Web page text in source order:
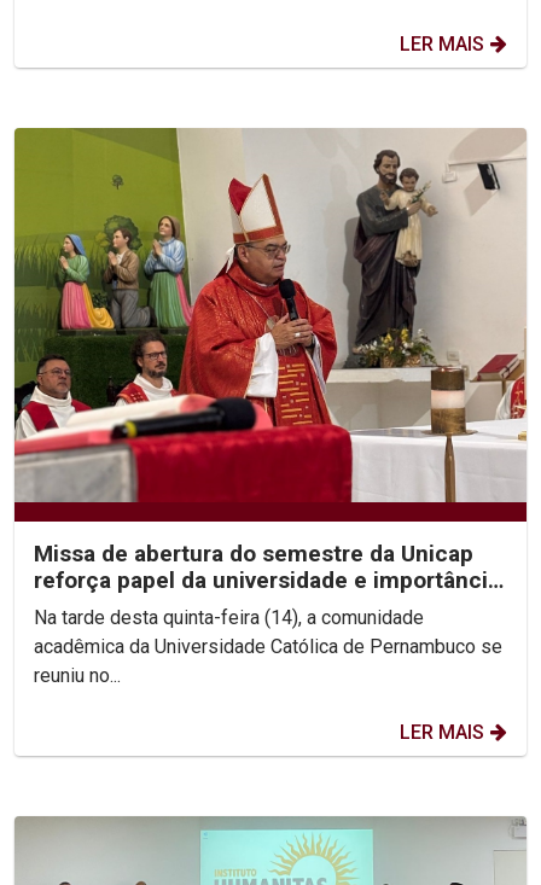
LER MAIS
Missa de abertura do semestre da Unicap
reforça papel da universidade e importância
do perdão
Na tarde desta quinta-feira (14), a comunidade
acadêmica da Universidade Católica de Pernambuco se
reuniu no...
LER MAIS